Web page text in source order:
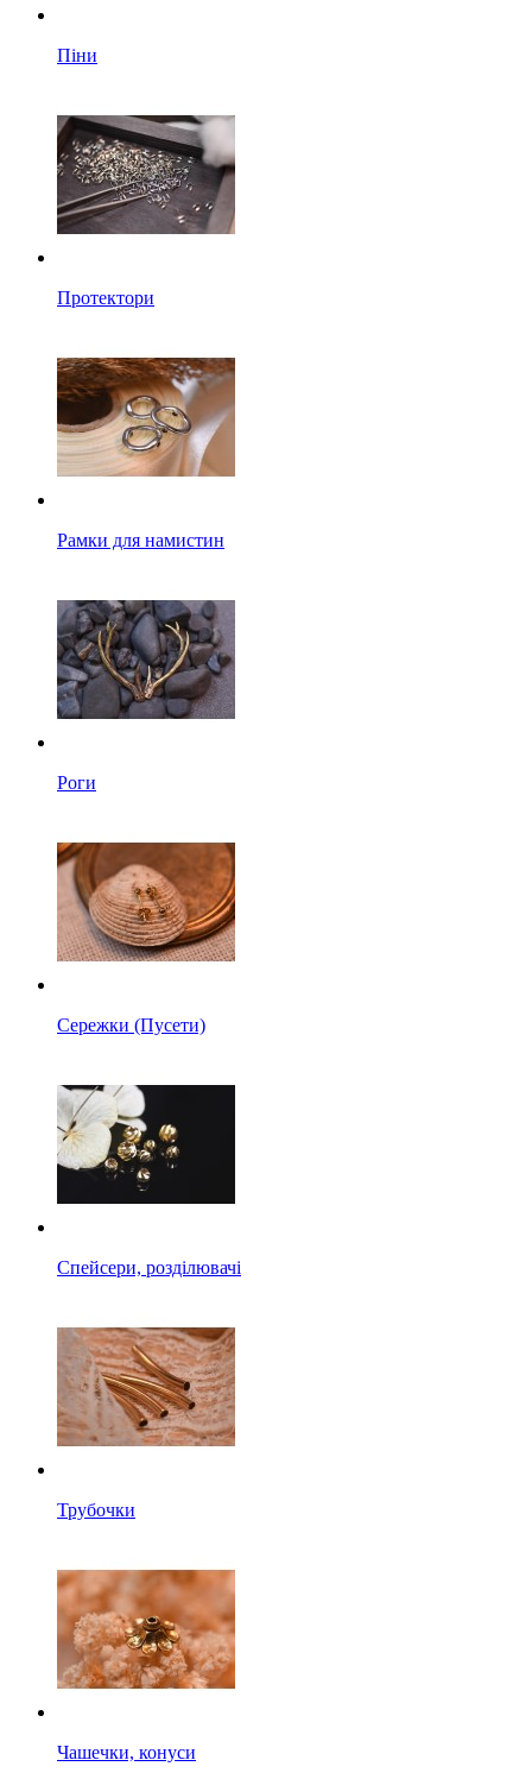
Піни
Протектори
Рамки для намистин
Роги
Сережки (Пусети)
Спейсери, розділювачі
Трубочки
Чашечки, конуси